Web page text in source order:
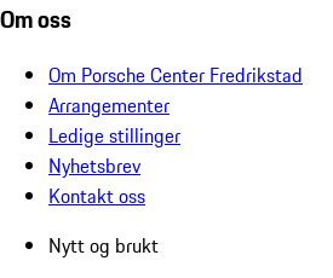
Om oss
Om Porsche Center Fredrikstad
Arrangementer
Ledige stillinger
Nyhetsbrev
Kontakt oss
Nytt og brukt